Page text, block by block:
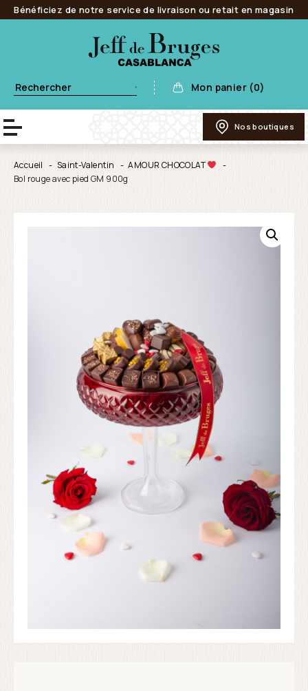
Bénéficiez de notre service de livraison ou retait en magasin
Mon panier (0)
Nos boutiques
Accueil Saint-Valentin
AMOUR CHOCOLAT
Bol rouge avec pied GM 900g